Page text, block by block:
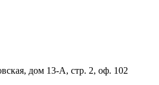
дом 13-А, стр. 2, оф. 102